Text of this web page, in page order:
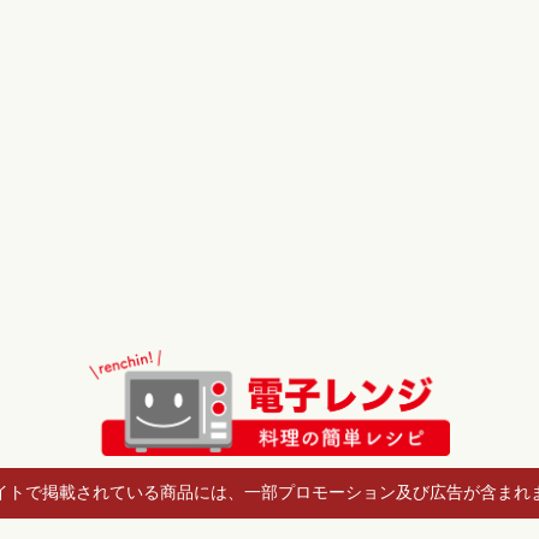
トで掲載されている商品には、一部プロモーション及び広告が含まれ